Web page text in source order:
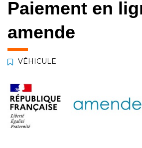
Paiement en
amende
VÉHICULE